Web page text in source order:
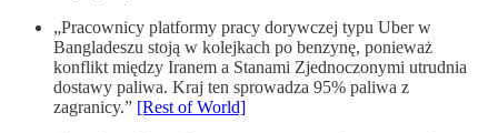
„Pracownicy platformy pracy dorywczej typu Uber w
Bangladeszu stoją w kolejkach po benzynę, ponieważ
konflikt między Iranem a Stanami Zjednoczonymi utrudnia
dostawy paliwa. Kraj ten sprowadza 95% paliwa z
zagranicy.” [Rest of World]